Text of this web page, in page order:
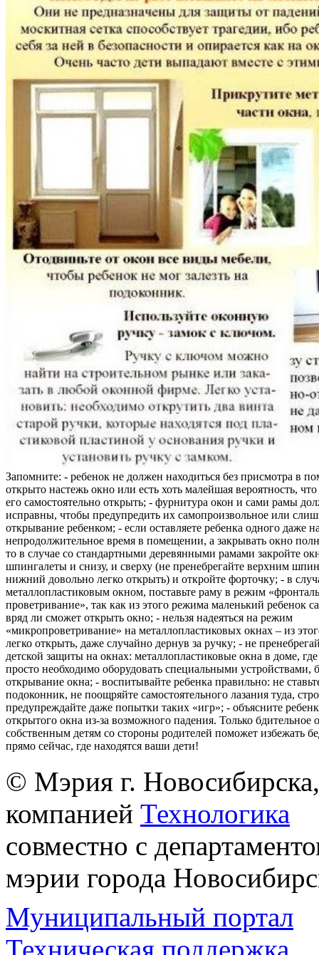
Запомните: - ребенок не должен находиться без присмотра в
открыто настежь окно или есть хоть малейшая вероятность,
его самостоятельно открыть; - фурнитура окон и сами рамы
исправны, чтобы предупредить их самопроизвольное или
открывание ребенком; - если оставляете ребенка одного даже
непродолжительное время в помещении, а закрывать окно
то в случае со стандартными деревянными рамами закройте
шпингалеты и снизу, и сверху (не пренебрегайте верхним
нижний довольно легко открыть) и откройте форточку; - в
металлопластиковым окном, поставьте раму в режим
проветривание», так как из этого режима маленький ребенок
вряд ли сможет открыть окно; - нельзя надеяться на режим
«микропроветривание» на металлопластиковых окнах – из
легко открыть, даже случайно дернув за ручку; - не
детской защиты на окнах: металлопластиковые окна в доме, где
просто необходимо оборудовать специальными
открывание окна; - воспитывайте ребенка правильно: не
подоконник, не поощряйте самостоятельного лазания туда,
предупреждайте даже попытки таких «игр»; - объясните
открытого окна из-за возможного падения. Только бдительное
собственным детям со стороны родителей поможет избежать
прямо сейчас, где находятся ваши дети!
© Мэрия г.
компанией Технологика
совместно с
мэрии города
Муниципальный портал